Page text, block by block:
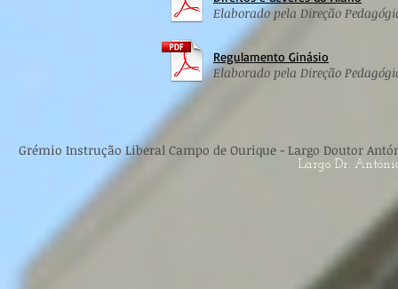
Elaborado pela Direção
Regulamento Ginásio
Elaborado pela Direção
Grémio Instrução Liberal Campo de Ourique - Largo Doutor
Largo Dr.